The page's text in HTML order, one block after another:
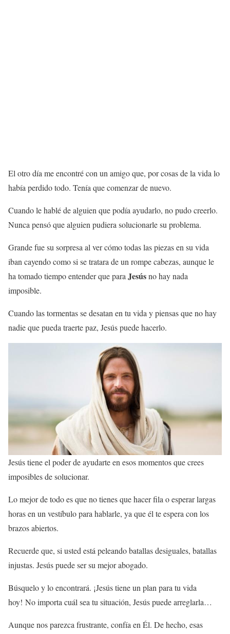
El otro día me encontré con un amigo que, por cosas de la vida lo
había perdido todo. Tenía que comenzar de nuevo.
Cuando le hablé de alguien que podía ayudarlo, no pudo creerlo.
Nunca pensó que alguien pudiera solucionarle su problema.
Grande fue su sorpresa al ver cómo todas las piezas en su vida
iban cayendo como si se tratara de un rompe cabezas, aunque le
ha tomado tiempo entender que paraJesúsno hay nada
imposible.
Cuando las tormentas se desatan en tu vida y piensas que no hay
nadie que pueda traerte paz, Jesús puede hacerlo.
Jesús tiene el poder de ayudarte en esos momentos que crees
imposibles de solucionar.
Lo mejor de todo es que no tienes que hacer fila o esperar largas
horas en un vestíbulo para hablarle, ya que él te espera con los
brazos abiertos.
Recuerde que, si usted está peleando batallas desiguales, batallas
injustas. Jesús puede ser su mejor abogado.
Búsquelo y lo encontrará. ¡Jesús tiene un plan para tu vida
hoy! No importa cuál sea tu situación, Jesús puede arreglarla…
Aunque nos parezca frustrante, confía en Él. De hecho, esas